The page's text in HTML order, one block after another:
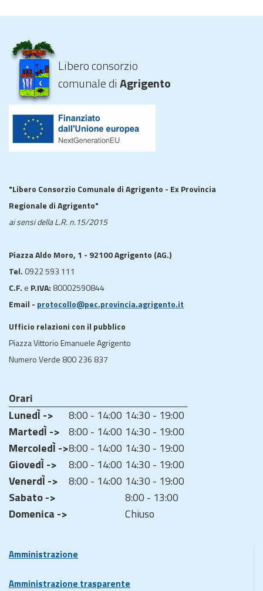
Libero consorzio
comunale diAgrigento
"Libero Consorzio Comunale di Agrigento - Ex Provincia
Regionale di Agrigento"
ai sensi della L.R. n.15/2015
Piazza Aldo Moro, 1 - 92100 Agrigento (AG.)
Tel. 0922 593 111
C.F. e P.IVA: 80002590844
Email - protocollo@pec.provincia.agrigento.it
Ufficio relazioni con il pubblico
Piazza Vittorio Emanuele Agrigento
Numero Verde 800 236 837
Orari
LunedÌ ->
8:00 - 14:00 14:30 - 19:00
MartedÌ -> 8:00 - 14:00 14:30 - 19:00
MercoledÌ ->8:00 - 14:00 14:30 - 19:00
GiovedÌ ->
8:00 - 14:00 14:30 - 19:00
VenerdÌ ->
8:00 - 14:00 14:30 - 19:00
Sabato ->
8:00 - 13:00
Domenica ->
Chiuso
Amministrazione
Amministrazione trasparente